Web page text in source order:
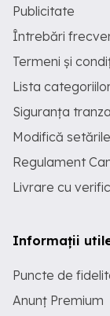
Publicitate
Întrebări
Termeni și
Lista
Siguranța
Modifică
Regulament
Livrare cu
Informații
Puncte de
Anunț Premium